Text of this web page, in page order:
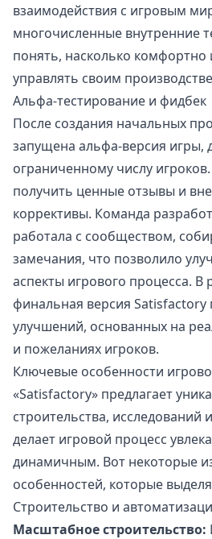
взаимодействия с игровым
многочисленные внутренние
понять, насколько комфортно
управлять своим
Альфа-тестирование и фидбек
После создания начальных
запущена альфа-версия игры,
ограниченному числу
получить ценные отзывы и
коррективы. Команда
работала с сообществом,
замечания, что позволило
аспекты игрового процесса. В
финальная версия
улучшений, основанных на
и пожеланиях игроков.
Ключевые особенности
«Satisfactory» предлагает
строительства, исследований
делает игровой процесс
динамичным. Вот некоторые
особенностей, которые
Строительство и
Масштабное строительство: